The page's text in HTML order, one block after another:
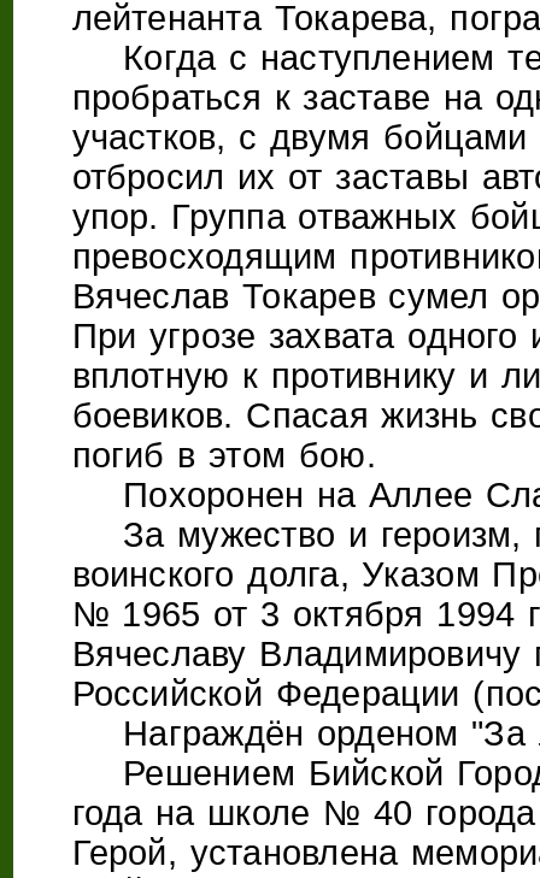
лейтенанта Токарева,
Когда с наступлением
пробраться к заставе на
участков, с двумя
отбросил их от заставы
упор. Группа отважных
превосходящим
Вячеслав Токарев сумел
При угрозе захвата
вплотную к противнику и
боевиков. Спасая жизнь
погиб в этом бою.
Похоронен на Аллее
За мужество и героизм,
воинского долга, Указом
№ 1965 от 3 октября 1994
Вячеславу Владимировичу
Российской Федерации
Награждён орденом "За
Решением Бийской
года на школе № 40
Герой, установлена